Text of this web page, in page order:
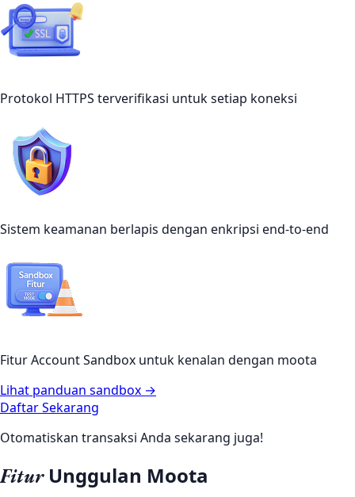
Protokol HTTPS terverifikasi untuk setiap koneksi
Sistem keamanan berlapis dengan enkripsi end-to-end
Fitur Account Sandbox untuk kenalan dengan moota
Lihat panduan sandbox →
Daftar Sekarang
Otomatiskan transaksi Anda sekarang juga!
Fitur Unggulan Moota